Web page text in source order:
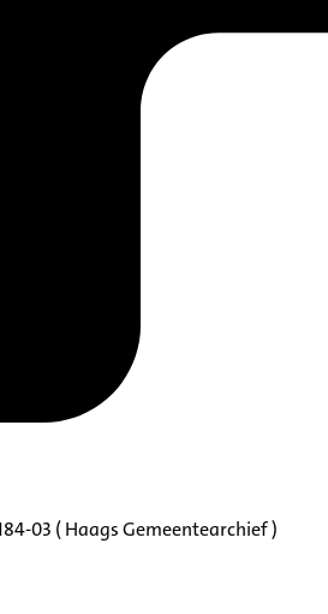
03 ( Haags Gemeentearchief )